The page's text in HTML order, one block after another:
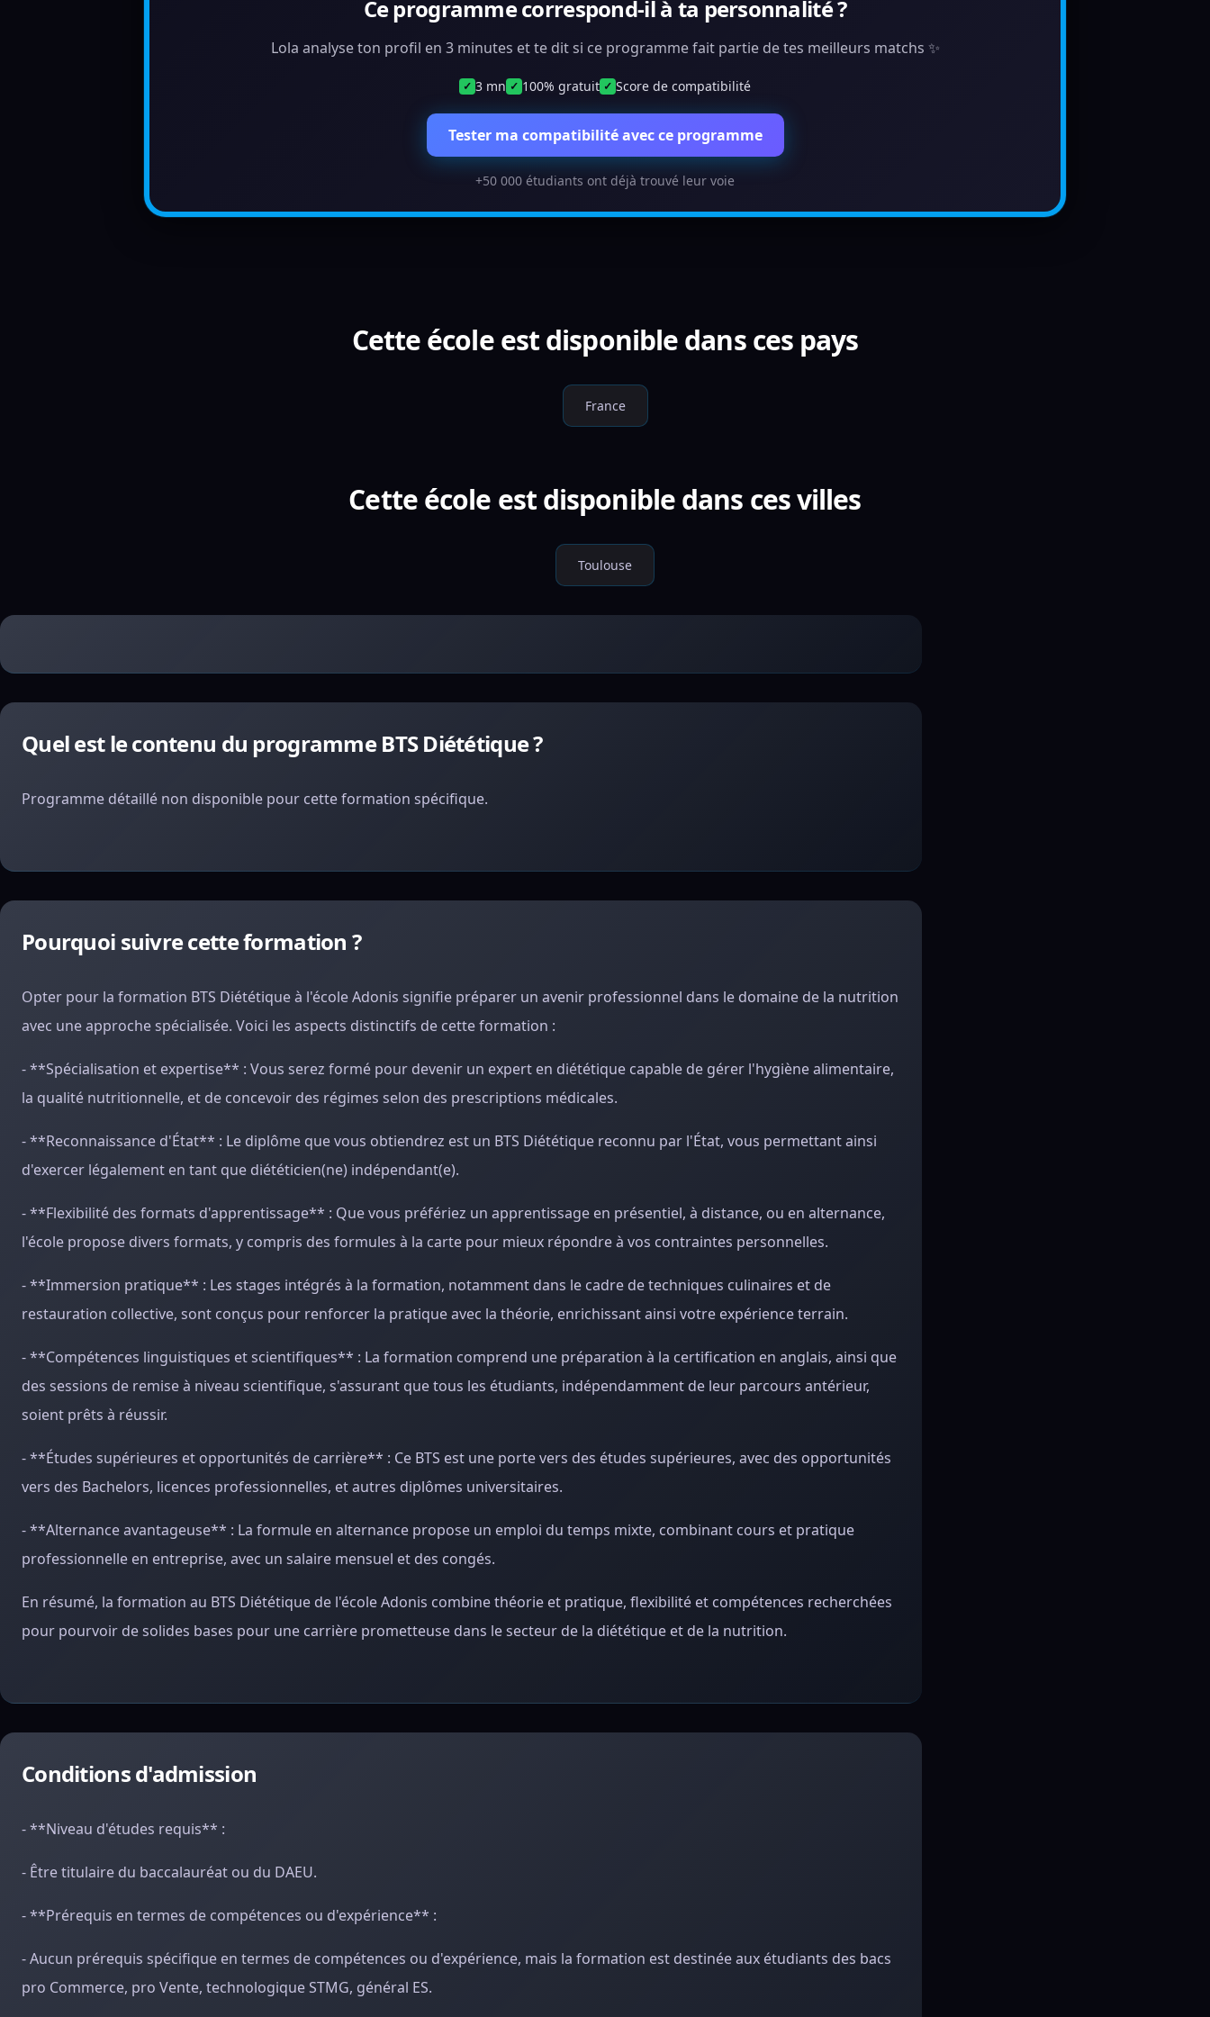
Ce programme correspond-il à ta personnalité ?
Lola analyse ton profil en 3 minutes et te dit si ce programme fait partie de tes meilleurs matchs ✨
✓ 3 mn ✓ 100% gratuit ✓ Score de compatibilité
Tester ma compatibilité avec ce programme
+50 000 étudiants ont déjà trouvé leur voie
Cette école est disponible dans ces pays
France
Cette école est disponible dans ces villes
Toulouse
Quel est le contenu du programme BTS Diététique ?
Programme détaillé non disponible pour cette formation spécifique.
Pourquoi suivre cette formation ?
Opter pour la formation BTS Diététique à l'école Adonis signifie préparer un avenir professionnel dans le domaine de la nutrition
avec une approche spécialisée. Voici les aspects distinctifs de cette formation :
- **Spécialisation et expertise** : Vous serez formé pour devenir un expert en diététique capable de gérer l'hygiène alimentaire,
la qualité nutritionnelle, et de concevoir des régimes selon des prescriptions médicales.
- **Reconnaissance d'État** : Le diplôme que vous obtiendrez est un BTS Diététique reconnu par l'État, vous permettant ainsi
d'exercer légalement en tant que diététicien(ne) indépendant(e).
- **Flexibilité des formats d'apprentissage** : Que vous préfériez un apprentissage en présentiel, à distance, ou en alternance,
l'école propose divers formats, y compris des formules à la carte pour mieux répondre à vos contraintes personnelles.
- **Immersion pratique** : Les stages intégrés à la formation, notamment dans le cadre de techniques culinaires et de
restauration collective, sont conçus pour renforcer la pratique avec la théorie, enrichissant ainsi votre expérience terrain.
- **Compétences linguistiques et scientifiques** : La formation comprend une préparation à la certification en anglais, ainsi que
des sessions de remise à niveau scientifique, s'assurant que tous les étudiants, indépendamment de leur parcours antérieur,
soient prêts à réussir.
- **Études supérieures et opportunités de carrière** : Ce BTS est une porte vers des études supérieures, avec des opportunités
vers des Bachelors, licences professionnelles, et autres diplômes universitaires.
- **Alternance avantageuse** : La formule en alternance propose un emploi du temps mixte, combinant cours et pratique
professionnelle en entreprise, avec un salaire mensuel et des congés.
En résumé, la formation au BTS Diététique de l'école Adonis combine théorie et pratique, flexibilité et compétences recherchées
pour pourvoir de solides bases pour une carrière prometteuse dans le secteur de la diététique et de la nutrition.
Conditions d'admission
- **Niveau d'études requis** :
- Être titulaire du baccalauréat ou du DAEU.
- **Prérequis en termes de compétences ou d'expérience** :
- Aucun prérequis spécifique en termes de compétences ou d'expérience, mais la formation est destinée aux étudiants des bacs
pro Commerce, pro Vente, technologique STMG, général ES.